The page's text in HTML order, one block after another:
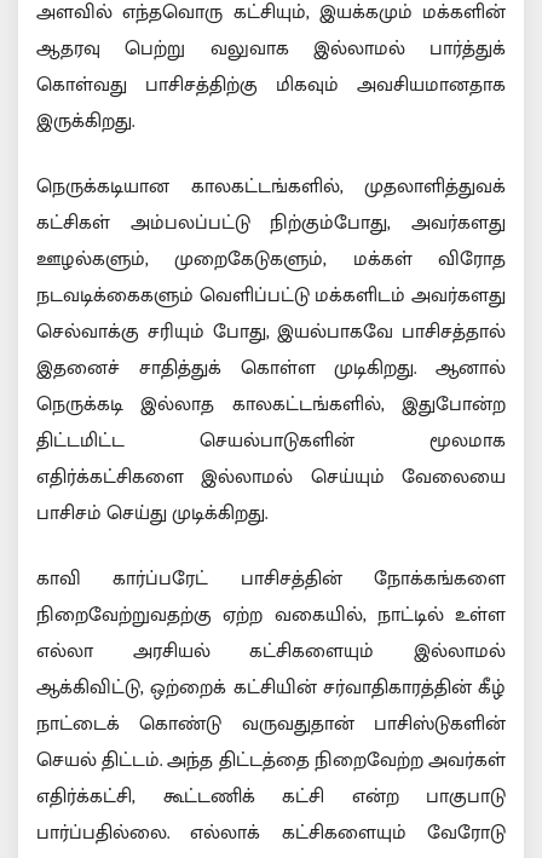
அளவில் எந்தவொரு கட்சியும், இயக்கமும் மக்களின்
ஆதரவு பெற்று வலுவாக இல்லாமல் பார்த்துக்
கொள்வது பாசிசத்திற்கு மிகவும் அவசியமானதாக
இருக்கிறது.
நெருக்கடியான காலகட்டங்களில், முதலாளித்துவக்
கட்சிகள் அம்பலப்பட்டு நிற்கும்போது, அவர்களது
ஊழல்களும், முறைகேடுகளும், மக்கள் விரோத
நடவடிக்கைகளும் வெளிப்பட்டு மக்களிடம் அவர்களது
செல்வாக்கு சரியும் போது, இயல்பாகவே பாசிசத்தால்
இதனைச் சாதித்துக் கொள்ள முடிகிறது. ஆனால்
நெருக்கடி இல்லாத காலகட்டங்களில், இதுபோன்ற
திட்டமிட்ட செயல்பாடுகளின் மூலமாக
எதிர்க்கட்சிகளை இல்லாமல் செய்யும் வேலையை
பாசிசம் செய்து முடிக்கிறது.
காவி கார்ப்பரேட் பாசிசத்தின் நோக்கங்களை
நிறைவேற்றுவதற்கு ஏற்ற வகையில், நாட்டில் உள்ள
எல்லா அரசியல் கட்சிகளையும் இல்லாமல்
ஆக்கிவிட்டு, ஒற்றைக் கட்சியின் சர்வாதிகாரத்தின் கீழ்
நாட்டைக் கொண்டு வருவதுதான் பாசிஸ்டுகளின்
செயல் திட்டம். அந்த திட்டத்தை நிறைவேற்ற அவர்கள்
எதிர்க்கட்சி, கூட்டணிக் கட்சி என்ற பாகுபாடு
பார்ப்பதில்லை. எல்லாக் கட்சிகளையும் வேரோடு